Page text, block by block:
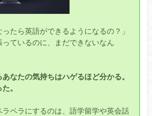
ったら英語ができるようになるの？」
っているのに、まだできないなん
なたの気持ちはハゲるほど分かる。
。
ラペラにするのは、語学留学や英会話